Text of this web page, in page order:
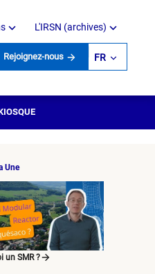
L'IRSN (archives)
Rejoignez-nous FR
Une
un SMR ?